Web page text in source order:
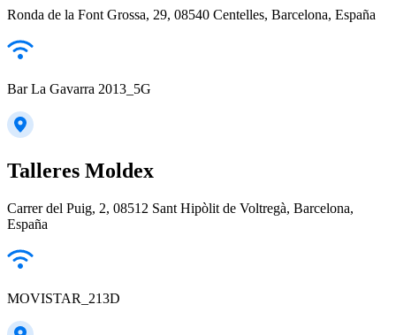
Ronda de la Font Grossa, 29, 08540 Centelles, Barcelona, España
Bar La Gavarra 2013_5G
Talleres Moldex
Carrer del Puig, 2, 08512 Sant Hipòlit de Voltregà, Barcelona,
España
MOVISTAR_213D